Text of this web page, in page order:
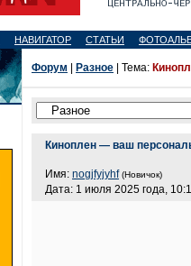
НАВИГАТОР СТАТЬИ
Форум Разное | Тема:
Киноплен — ваш
Имя: nogjfyjyhf (Новичок)
Дата: 1 июля 2025 года,